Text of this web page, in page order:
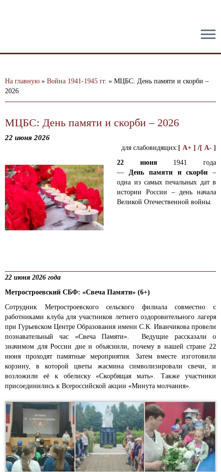
На главную » Война 1941-1945 гг. » МЦБС: День памяти и скорби –
2026
МЦБС: День памяти и скорби – 2026
22 июня 2026
для слабовидящих: [ A+ ] /[ A- ]
22
июня1941 года
—День памяти и скорби–
одна из самых печальных дат в
истории России – день начала
Великой Отечественной войны.
22 июня 2026 года
Метростроевский СБФ: «Свеча Памяти» (6+)
Сотрудник Метростроевского сельского филиала совместно с
работниками клуба для участников летнего оздоровительного лагеря
при Гурьевском Центре Образования имени С.К. Иванчикова провели
познавательный час «Свеча Памяти». Ведущие рассказали о
значимом для России дне и объяснили, почему в нашей стране 22
июня проходят памятные мероприятия. Затем вместе изготовили
корзину, в которой цветы жасмина символизировали свечи, и
возложили её к обелиску «Скорбящая мать». Также участники
присоединились к Всероссийской акции «Минута молчания».